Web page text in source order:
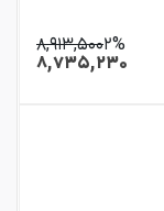
۸,۹۱۳,۵۰۰۲%
۸,۷۳۵,۲۳۰